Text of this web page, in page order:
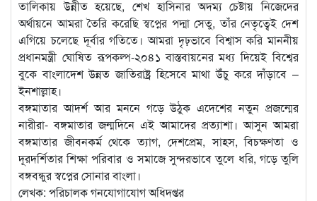
তালিকায় উন্নীত হয়েছে, শেখ হাসিনার অদম্য চেষ্টায় নিজেদের
অর্থায়নে আমরা তৈরি করেছি স্বপ্নের পদ্মা সেতু, তাঁর নেতৃত্বেই দেশ
এগিয়ে চলেছে দূর্বার গতিতে। আমরা দৃঢ়ভাবে বিশ্বাস করি মাননীয়
প্রধানমন্ত্রী ঘোষিত রূপকল্প-২০৪১ বাস্তবায়নের মধ্য দিয়েই বিশ্বের
বুকে বাংলাদেশ উন্নত জাতিরাষ্ট্র হিসেবে মাথা উঁচু করে দাঁড়াবে –
ইনশাল্লাহ।
বঙ্গমাতার আদর্শ আর মননে গড়ে উঠুক এদেশের নতুন প্রজন্মের
নারীরা- বঙ্গমাতার জন্মদিনে এই আমাদের প্রত্যাশা। আসুন আমরা
বঙ্গমাতার জীবনকর্ম থেকে ত্যাগ, দেশপ্রেম, সাহস, বিচক্ষণতা ও
দূরদর্শিতার শিক্ষা পরিবার ও সমাজে সুন্দরভাবে তুলে ধরি, গড়ে তুলি
বঙ্গবন্ধুর স্বপ্নের সোনার বাংলা।
লেখক: পরিচালক গনযোগাযোগ অধিদপ্তর